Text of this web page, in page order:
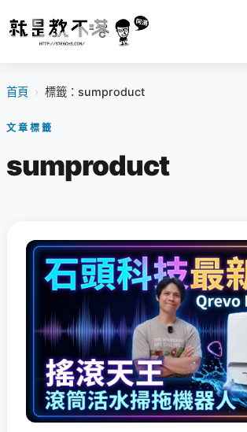
首頁 › 標籤：sumproduct
文章標籤
sumproduct